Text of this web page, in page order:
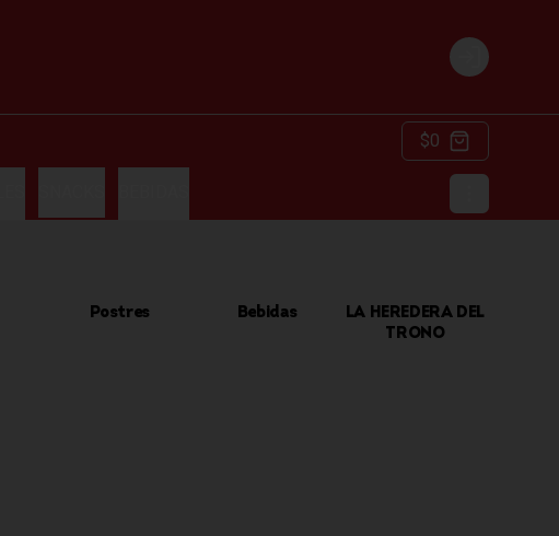
Login
$0
Postres Bebidas
LA HEREDERA DEL
TRONO